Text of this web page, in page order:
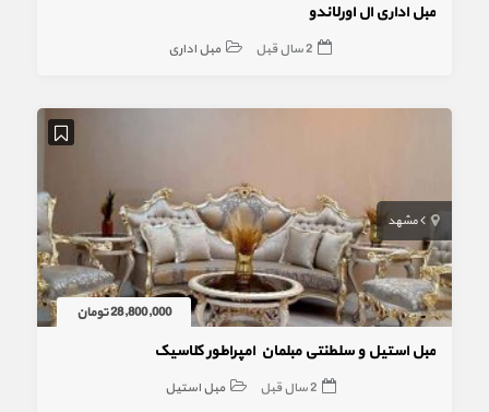
مبل اداری ال اورلاندو
2 سال قبل مبل اداری
مشهد
28,800,000 تومان
مبل استیل و سلطنتی مبلمان امپراطور کلاسیک
2 سال قبل مبل استیل